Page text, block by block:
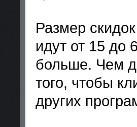
Размер
идут от 15 до
больше. Чем
того, чтобы
других